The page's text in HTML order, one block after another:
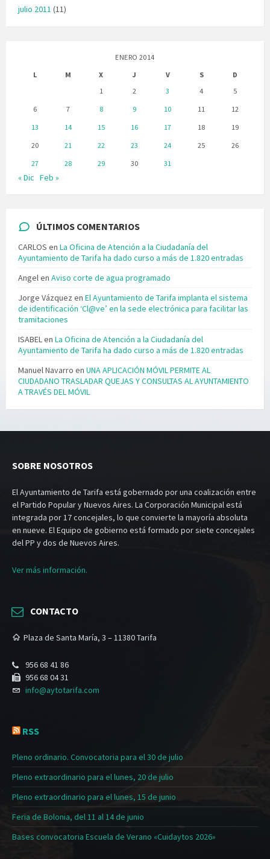
julio 2011 (11)
ENERO 2014
L
M X J V S
D
1
2 3 4
5
6
7 8 9 10 11
12
13
14 15 16 17 18
19
20
21 22 23 24 25
26
27
28 29 30 31
« Dic Feb »
ÚLTIMOS COMENTARIOS
CARLOS en La Oficina de Atención a la Ciudadanía del
Ayuntamiento de Tarifa ha dado curso a más de 1.820 entradas
Angelen Aviso corte de agua programado
Jorge Vázquez en El Ayuntamiento de Tarifa implanta el sistema
de identificación ‘Cl@ve’ en la sede electrónica para facilitar las
tramitaciones
ISABELen La Oficina de Atención a la Ciudadanía del
Ayuntamiento de Tarifa ha dado curso a más de 1.820 entradas
Manuel Navarro en UNA APLICACIÓN MÓVIL PERMITE AL
CIUDADANO TRASLADAR QUEJAS Y CONSULTAS AL AYUNTAMIENTO
A TRAVÉS DEL MÓVIL
SOBRE NOSOTROS
El Ayuntamiento de Tarifa está gobernado por una coalización entre
el Partido Popular y Nuevos Aires. La Corporación Municipal está
integrada por 17 concejales, lo que convierte la mayoría absoluta
en nueve. El Equipo de gobierno está formado por siete concejales
del PP y dos de Nuevos Aires.
Ver más información.
CONTACTO
Plaza de Santa María, 3 – 11380 Tarifa
956 68 41 86
956 68 04 31
info@aytotarifa.com
RSS
Pleno ordinario. Convocatoria para el 30 de julio
Pleno extraordinario para el lunes, 20 de julio
Pleno extraordinario para el lunes, 15 de junio
Feria de Bolonia, del 11 al 14 de junio
Bases convocatoria Escuela de Verano «Cuidaytos 2026»